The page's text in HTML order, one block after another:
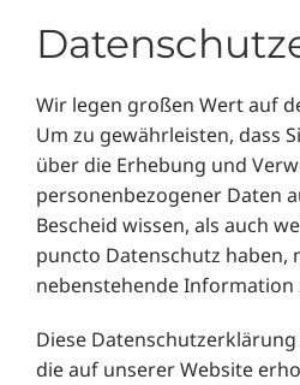
Wir legen großen Wert auf
Um zu gewährleisten, dass
über die Erhebung und
personenbezogener Daten
Bescheid wissen, als auch
puncto Datenschutz haben,
nebenstehende Information
Diese
die auf unserer Website